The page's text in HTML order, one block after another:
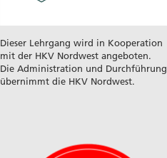
Dieser Lehrgang wird in Kooperation
mit der HKV Nordwest angeboten.
Die Administration und Durchführung
übernimmt die HKV Nordwest.